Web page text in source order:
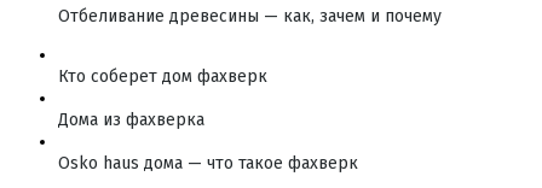
Отбеливание древесины — как, зачем и почему
Кто соберет дом фахверк
Дома из фахверка
Osko haus дома — что такое фахверк